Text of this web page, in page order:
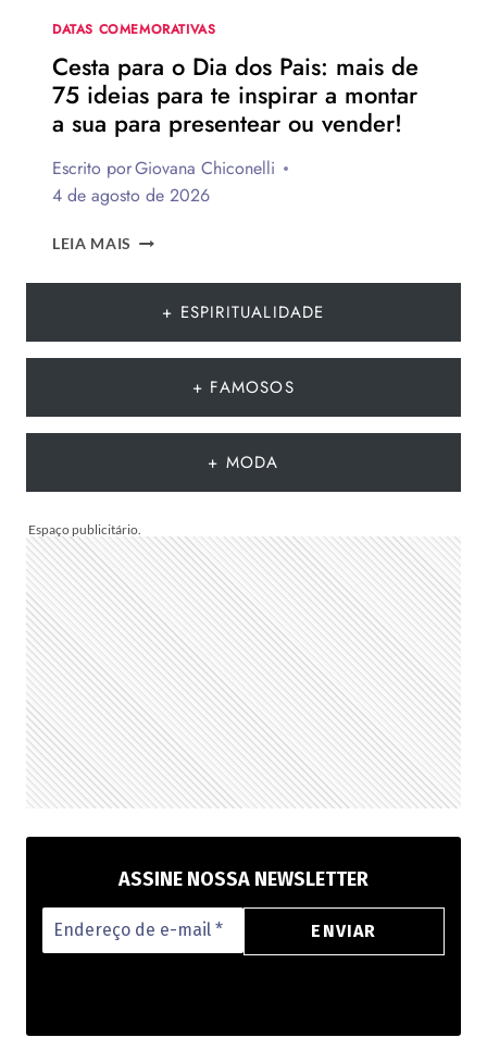
DATA
DATAS COMEMORATIVAS
Cesta para o Dia dos Pais: mais de
75 ideias para te inspirar a montar
a sua para presentear ou vender!
Escrito porGiovana Chiconelli
4 de agosto de 2026
LEIA MAIS CESTA
O
75
TE
A
MONTAR
A
SUA
PARA
PRESENTEAR
OU
VENDER!
+ ESPIRITUALIDADE
+ FAMOSOS
+ MODA
ASSINE NOSSA NEWSLETTER